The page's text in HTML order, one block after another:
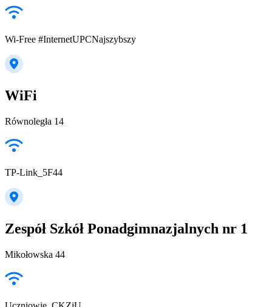
Wi-Free #InternetUPCNajszybszy
WiFi
Równoległa 14
TP-Link_5F44
Zespół Szkół Ponadgimnazjalnych nr 1
Mikołowska 44